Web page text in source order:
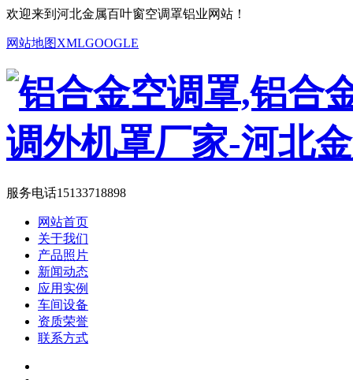
欢迎来到河北金属百叶窗空调罩铝业网站！
网站地图XMLGOOGLE
服务电话15133718898
网站首页
关于我们
产品照片
新闻动态
应用实例
车间设备
资质荣誉
联系方式